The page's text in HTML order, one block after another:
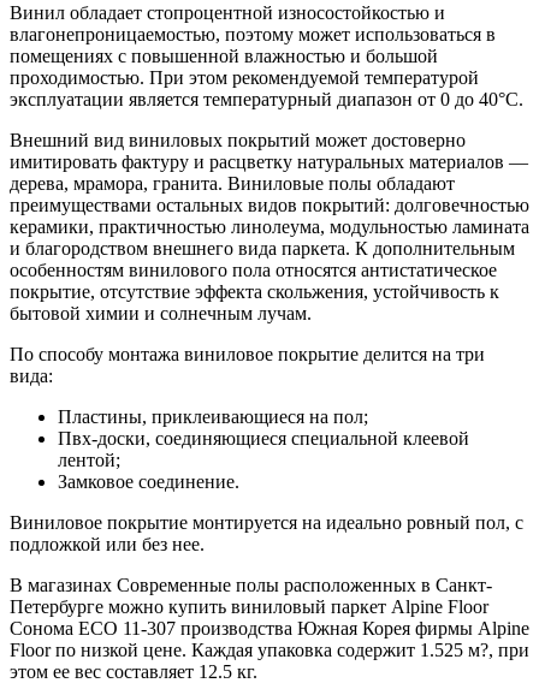
Винил обладает стопроцентной износостойкостью и
влагонепроницаемостью, поэтому может использоваться в
помещениях с повышенной влажностью и большой
проходимостью. При этом рекомендуемой температурой
эксплуатации является температурный диапазон от 0 до 40°С.
Внешний вид виниловых покрытий может достоверно
имитировать фактуру и расцветку натуральных материалов —
дерева, мрамора, гранита. Виниловые полы обладают
преимуществами остальных видов покрытий: долговечностью
керамики, практичностью линолеума, модульностью ламината
и благородством внешнего вида паркета. К дополнительным
особенностям винилового пола относятся антистатическое
покрытие, отсутствие эффекта скольжения, устойчивость к
бытовой химии и солнечным лучам.
По способу монтажа виниловое покрытие делится на три
вида:
Пластины, приклеивающиеся на пол;
Пвх-доски, соединяющиеся специальной клеевой
лентой;
Замковое соединение.
Виниловое покрытие монтируется на идеально ровный пол, с
подложкой или без нее.
В магазинах Современные полы расположенных в Санкт-
Петербурге можно купить виниловый паркет Alpine Floor
Сонома ECO 11-307 производства Южная Корея фирмы Alpine
Floor по низкой цене. Каждая упаковка содержит 1.525 м?, при
этом ее вес составляет 12.5 кг.